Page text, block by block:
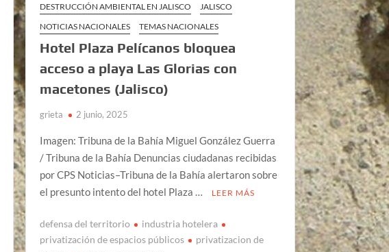
DESTRUCCIÓN AMBIENTAL EN JALISCO
JALISCO
NOTICIAS NACIONALES
TEMAS NACIONALES
Hotel Plaza Pelícanos bloquea
acceso a playa Las Glorias con
macetones (Jalisco)
grieta 2 junio, 2025
Imagen: Tribuna de la Bahía Miguel González Guerra
/ Tribuna de la Bahía Denuncias ciudadanas recibidas
por CPS Noticias–Tribuna de la Bahía alertaron sobre
el presunto intento del hotel Plaza …
LEER MÁS
defensa del territorio
industria hotelera
privatización de espacios públicos
privatizacion de